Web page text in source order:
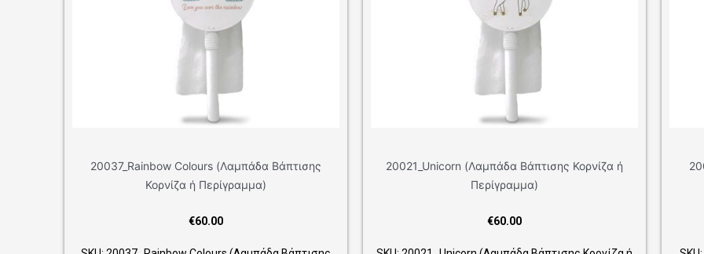
Colours (Λαμπάδα Βάπτισης
Κορνίζα ή Περίγραμμα)
20021_Unicorn (Λαμπάδα Βάπτισης Κορνίζα ή
20024_Swan (Λαμπάδα